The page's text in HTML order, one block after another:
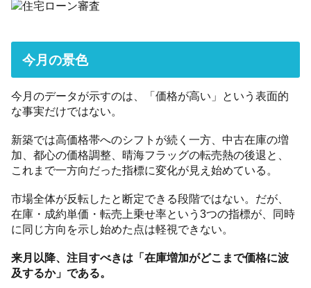
今月の景色
今月のデータが示すのは、「価格が高い」という表面的
な事実だけではない。
新築では高価格帯へのシフトが続く一方、中古在庫の増
加、都心の価格調整、晴海フラッグの転売熱の後退と、
これまで一方向だった指標に変化が見え始めている。
市場全体が反転したと断定できる段階ではない。だが、
在庫・成約単価・転売上乗せ率という3つの指標が、同時
に同じ方向を示し始めた点は軽視できない。
来月以降、注目すべきは「在庫増加がどこまで価格に波
及するか」である。